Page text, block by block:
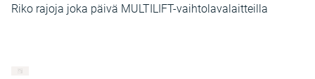
Riko rajoja joka päivä MULTILIFT-vaihtolavalaitteilla